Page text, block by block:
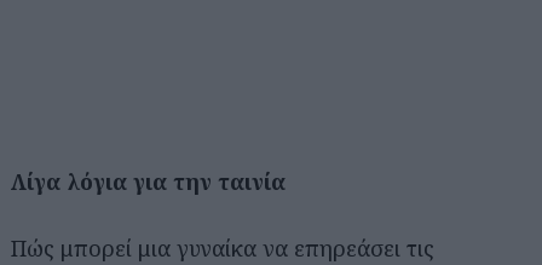
Λίγα λόγια για την ταινία
Πώς μπορεί μια γυναίκα να επηρεάσει τις